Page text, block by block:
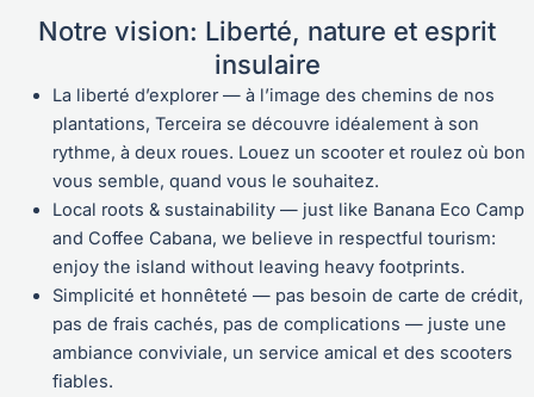
Notre vision: Liberté, nature et esprit
insulaire
La liberté d’explorer — à l’image des chemins de nos
plantations, Terceira se découvre idéalement à son
rythme, à deux roues. Louez un scooter et roulez où bon
vous semble, quand vous le souhaitez.
Local roots & sustainability — just like Banana Eco Camp
and Coffee Cabana, we believe in respectful tourism:
enjoy the island without leaving heavy footprints.
Simplicité et honnêteté — pas besoin de carte de crédit,
pas de frais cachés, pas de complications — juste une
ambiance conviviale, un service amical et des scooters
fiables.